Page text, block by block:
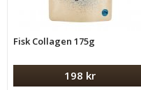
Fisk Collagen 175g
198 kr